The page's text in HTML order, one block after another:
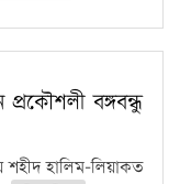
প্রকৌশলী বঙ্গবন্ধু
শহীদ হালিম-লিয়াকত